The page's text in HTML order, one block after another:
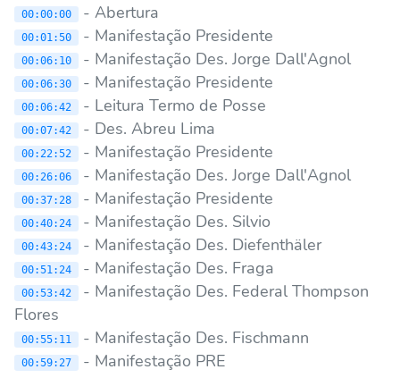
00:00:00 - Abertura
00:01:50 - Manifestação Presidente
00:06:10 - Manifestação Des. Jorge Dall'Agnol
00:06:30 - Manifestação Presidente
00:06:42 - Leitura Termo de Posse
00:07:42 - Des. Abreu Lima
00:22:52 - Manifestação Presidente
00:26:06 - Manifestação Des. Jorge Dall'Agnol
00:37:28 - Manifestação Presidente
00:40:24 - Manifestação Des. Silvio
00:43:24 - Manifestação Des. Diefenthäler
00:51:24 - Manifestação Des. Fraga
00:53:42
- Manifestação Des. Federal Thompson
Flores
00:55:11 - Manifestação Des. Fischmann
00:59:27 - Manifestação PRE